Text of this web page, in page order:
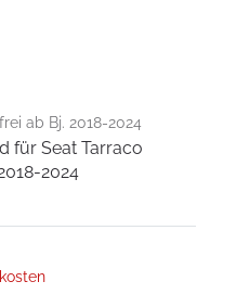
ab Bj. 2018-2024
für Seat Tarraco
2024